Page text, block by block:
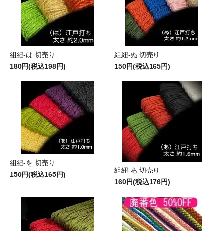
組紐-は 切売り
180円(税込198円)
組紐-ぬ 切売り
150円(税込165円)
組紐-を 切売り
150円(税込165円)
組紐-あ 切売り
160円(税込176円)